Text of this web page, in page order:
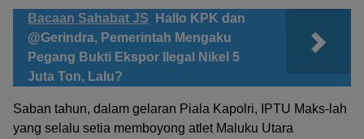
Bacaan Sahabat JS
Hallo KPK dan
@Gerindra, Pemerintah Mengaku
Pegang Bukti Ekspor Ilegal Nikel 5
Juta Ton, Lalu?
Saban tahun, dalam gelaran Piala Kapolri, IPTU Maks-lah
yang selalu setia memboyong atlet Maluku Utara